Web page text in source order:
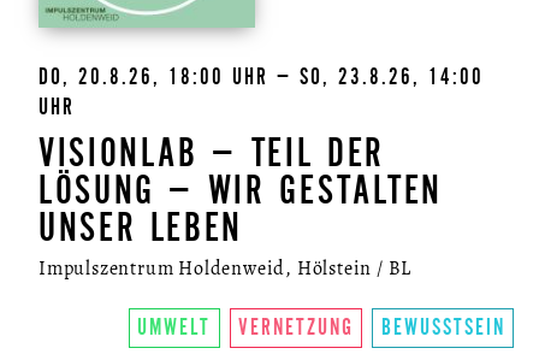
DO, 20.8.26, 18:00 UHR – SO, 23.8.26, 14:00
UHR
VISIONLAB – TEIL DER
LÖSUNG – WIR GESTALTEN
UNSER LEBEN
Impulszentrum Holdenweid, Hölstein / BL
UMWELT VERNETZUNG BEWUSSTSEIN